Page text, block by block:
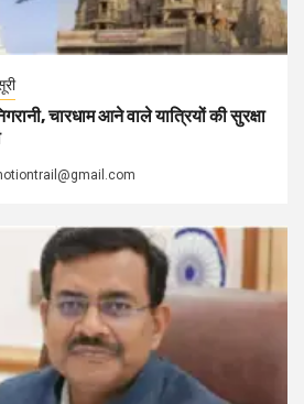
चारधाम आने वाले यात्रियों की सुरक्षा